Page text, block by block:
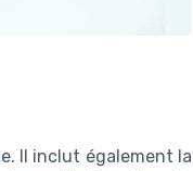
Il inclut également la